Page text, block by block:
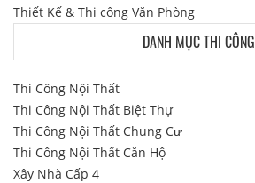
Thiết Kế & Thi công Văn Phòng
DANH MỤC THI CÔNG
Thi Công Nội Thất
Thi Công Nội Thất Biệt Thự
Thi Công Nội Thất Chung Cư
Thi Công Nội Thất Căn Hộ
Xây Nhà Cấp 4